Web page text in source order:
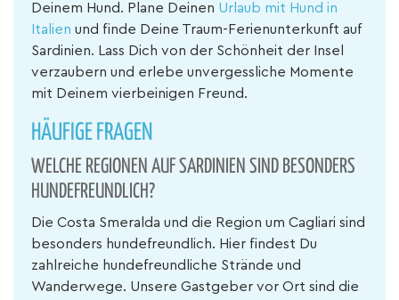
Deinem Hund. Plane Deinen Urlaub mit Hund in
Italien und finde Deine Traum-Ferienunterkunft auf
Sardinien. Lass Dich von der Schönheit der Insel
verzaubern und erlebe unvergessliche Momente
mit Deinem vierbeinigen Freund.
HÄUFIGE FRAGEN
WELCHE REGIONEN AUF SARDINIEN SIND BESONDERS
HUNDEFREUNDLICH?
Die Costa Smeralda und die Region um Cagliari sind
besonders hundefreundlich. Hier findest Du
zahlreiche hundefreundliche Strände und
Wanderwege. Unsere Gastgeber vor Ort sind die